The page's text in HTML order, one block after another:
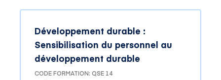
Développement durable :
Sensibilisation du personnel au
développement durable
CODE FORMATION: QSE 14